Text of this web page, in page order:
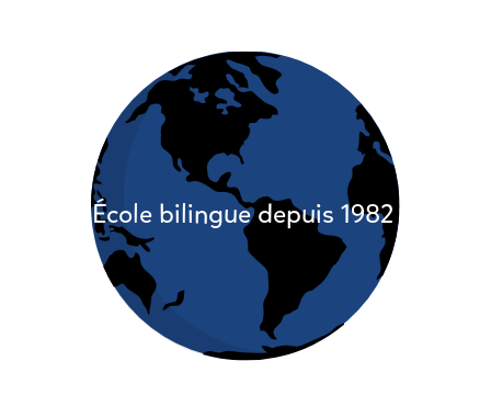
École bilingue depuis 1982